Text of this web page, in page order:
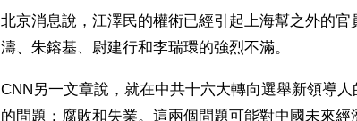
北京消息說，江澤民的權術已經引起上海幫之外的
濤、朱鎔基、尉建行和李瑞環的強烈不滿。
CNN另一文章說，就在中共十六大轉向選舉新領導
的問題：腐敗和失業。這兩個問題可能對中國未來經